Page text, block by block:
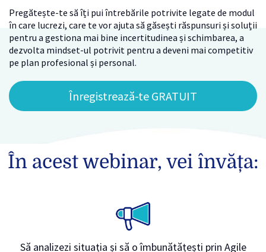
Pregătește-te să îți pui întrebările potrivite legate de modul
în care lucrezi, care te vor ajuta să găsești răspunsuri și soluții
pentru a gestiona mai bine incertitudinea și schimbarea, a
dezvolta mindset-ul potrivit pentru a deveni mai competitiv
pe plan profesional și personal.
Înregistrează-te GRATUIT
În acest webinar, vei învăța:
Să analizezi situația și să o îmbunătățești prin Agile